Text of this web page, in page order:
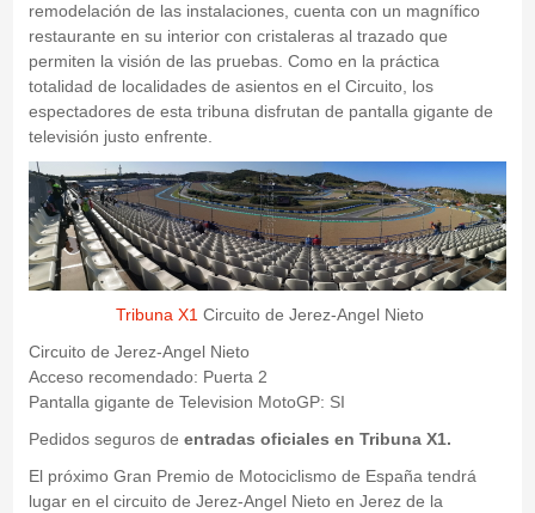
remodelación de las instalaciones, cuenta con un magnífico
restaurante en su interior con cristaleras al trazado que
permiten la visión de las pruebas. Como en la práctica
totalidad de localidades de asientos en el Circuito, los
espectadores de esta tribuna disfrutan de pantalla gigante de
televisión justo enfrente.
Tribuna X1 Circuito de Jerez-Angel Nieto
Circuito de Jerez-Angel Nieto
Acceso recomendado: Puerta 2
Pantalla gigante de Television MotoGP: SI
Pedidos seguros de entradas oficiales en Tribuna X1.
El próximo Gran Premio de Motociclismo de España tendrá
lugar en el circuito de Jerez-Angel Nieto en Jerez de la